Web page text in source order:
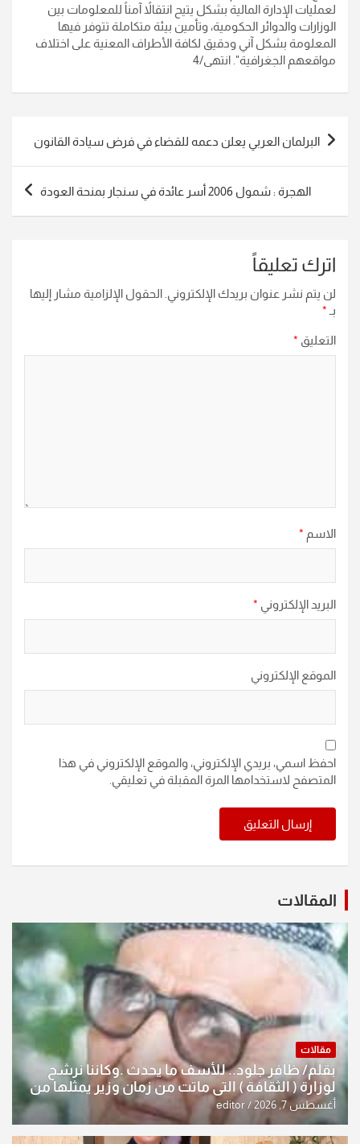
لعمليات الإدارة المالية بشكل يتيح انتقالاً آمناً للمعلومات بين
الوزارات والدوائر الحكومية، وتأمين بيئة متكاملة تتوفر فيها
المعلومة بشكل آني ودقيق لكافة الأطراف المعنية على اختلاف
مواقعهم الجغرافية". انتهى/4
تصفّح
المقالات
البرلمان العربي يعلن دعمه للقضاء في فرض سيادة القانون
الهجرة : شمول 2006 أسر عائدة في سنجار بمنحة العودة
اترك تعليقاً
لن يتم نشر عنوان بريدك الإلكتروني. الحقول الإلزامية مشار إليها
بـ *
التعليق *
الاسم *
البريد الإلكتروني *
الموقع الإلكتروني
احفظ اسمي، بريدي الإلكتروني، والموقع الإلكتروني في هذا
المتصفح لاستخدامها المرة المقبلة في تعليقي.
المقالات
مقالات
بقلم/ ظافر جلود.. للأسف ما يحدث .وكاننا نرشح
لوزارة ( الثقافة ) التي ماتت من زمان وزير يمثلها من
النخبة والإرث العظيم للثقافة العراقية..
أغسطس 7, 2026 editor